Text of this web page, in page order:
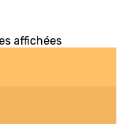
affichées